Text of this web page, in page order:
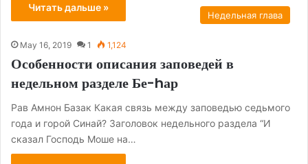
Читать дальше »
Недельная глава
May 16, 2019 1 1,124
Особенности описания заповедей в
недельном разделе Бе-hар
Рав Амнон Базак Какая связь между заповедью седьмого
года и горой Синай? Заголовок недельного раздела “И
сказал Господь Моше на…